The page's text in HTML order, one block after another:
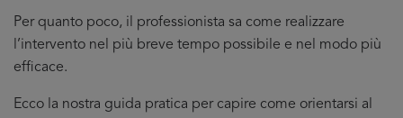
Per quanto poco, il professionista sa come realizzare
l’intervento nel più breve tempo possibile e nel modo più
efficace.
Ecco la nostra guida pratica per capire come orientarsi al